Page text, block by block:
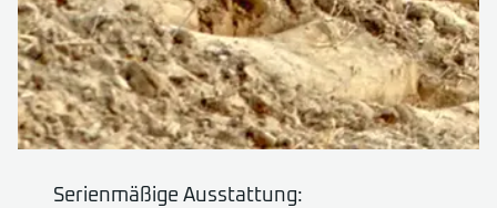
Serienmäßige Ausstattung: